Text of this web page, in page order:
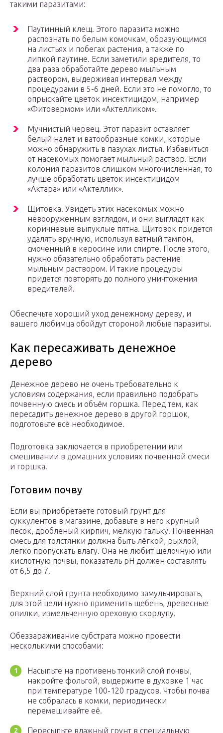
такими паразитами:
Паутинный клещ. Этого паразита можно
распознать по белым комочкам, образующимся
на листьях и побегах растения, а также по
липкой паутине. Если заметили вредителя, то
два раза обработайте дерево мыльным
раствором, выдерживая интервал между
процедурами в 5-6 дней. Если это не помогло, то
опрыскайте цветок инсектицидом, например
«Фитовермом» или «Актелликом».
Мучнистый червец. Этот паразит оставляет
белый налет и ватообразные комки, которые
можно обнаружить в пазухах листья. Избавиться
от насекомых помогает мыльный раствор. Если
колония паразитов слишком многочисленная, то
лучше обработать цветок инсектицидом
«Актара» или «Актеллик».
Щитовка. Увидеть этих насекомых можно
невооруженным взглядом, и они выглядят как
коричневые выпуклые пятна. Щитовок придется
удалять вручную, используя ватный тампон,
смоченный в керосине или спирте. После этого,
нужно обязательно обработать растение
мыльным раствором. И такие процедуры
придется повторять до полного уничтожения
вредителей.
Обеспечьте хороший уход денежному дереву, и
вашего любимца обойдут стороной любые паразиты.
Как пересаживать денежное
дерево
Денежное дерево не очень требовательно к
условиям содержания, если правильно подобрать
почвенную смесь и объём горшка. Перед тем, как
пересадить денежное дерево в другой горшок,
подготовьте всё необходимое.
Подготовка заключается в приобретении или
смешивании в домашних условиях почвенной смеси
и горшка.
Готовим почву
Если вы приобретаете готовый грунт для
суккулентов в магазине, добавьте в него крупный
песок, дробленый кирпич, мелкую гальку. Почвенная
смесь для толстянки должна быть лёгкой, рыхлой,
легко пропускать влагу. Она не любит щелочную или
кислотную почвы, показатель pH должен составлять
от 6,5 до 7.
Верхний слой грунта необходимо замульчировать,
для этой цели нужно применить щебень, древесные
опилки, измельченную ореховую скорлупу.
Обеззараживание субстрата можно провести
несколькими способами:
Насыпьте на противень тонкий слой почвы,
накройте фольгой, выдержите в духовке 1 час
при температуре 100-120 градусов. Чтобы почва
не собралась в комки, периодически
перемешивайте её.
Пересыпьте влажный грунт в специальную